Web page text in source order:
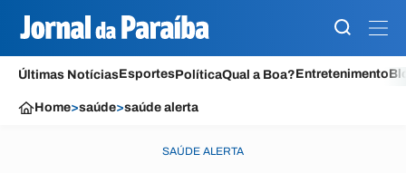
Últimas NotíciasEsportesPolíticaQual a Boa?Entretenimento
Home>saúde>saúde alerta
SAÚDE ALERTA